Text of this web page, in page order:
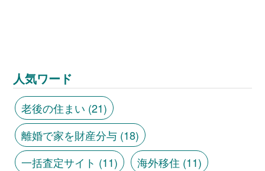
人気ワード
老後の住まい (21)
離婚で家を財産分与(18)
一括査定サイト (11) 海外移住 (11)